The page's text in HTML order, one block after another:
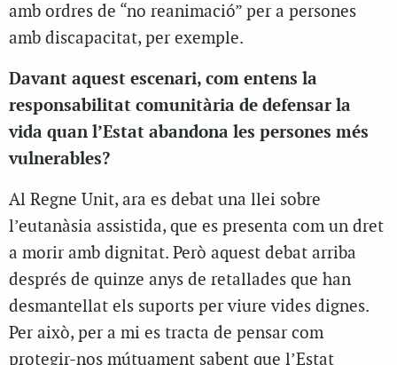
amb ordres de “no reanimació” per a persones
amb discapacitat, per exemple.
Davant aquest escenari, com entens la
responsabilitat comunitària de defensar la
vida quan l’Estat abandona les persones més
vulnerables?
Al Regne Unit, ara es debat una llei sobre
l’eutanàsia assistida, que es presenta com un dret
a morir amb dignitat. Però aquest debat arriba
després de quinze anys de retallades que han
desmantellat els suports per viure vides dignes.
Per això, per a mi es tracta de pensar com
protegir-nos mútuament sabent que l’Estat